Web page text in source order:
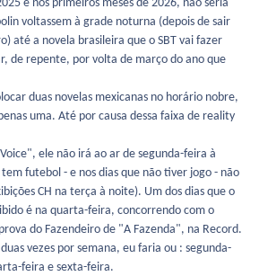
e nos primeiros meses de 2026, não seria
voltassem à grade noturna (depois de sair
até a novela brasileira que o SBT vai fazer
de repente, por volta de março do ano que
duas novelas mexicanas no horário nobre,
uma. Até por causa dessa faixa de reality
ele não irá ao ar de segunda-feira à
futebol - e nos dias que não tiver jogo - não
CH na terça à noite). Um dos dias que o
é na quarta-feira, concorrendo com o
do Fazendeiro de "A Fazenda", na Record.
vezes por semana, eu faria ou : segunda-
feira e sexta-feira.